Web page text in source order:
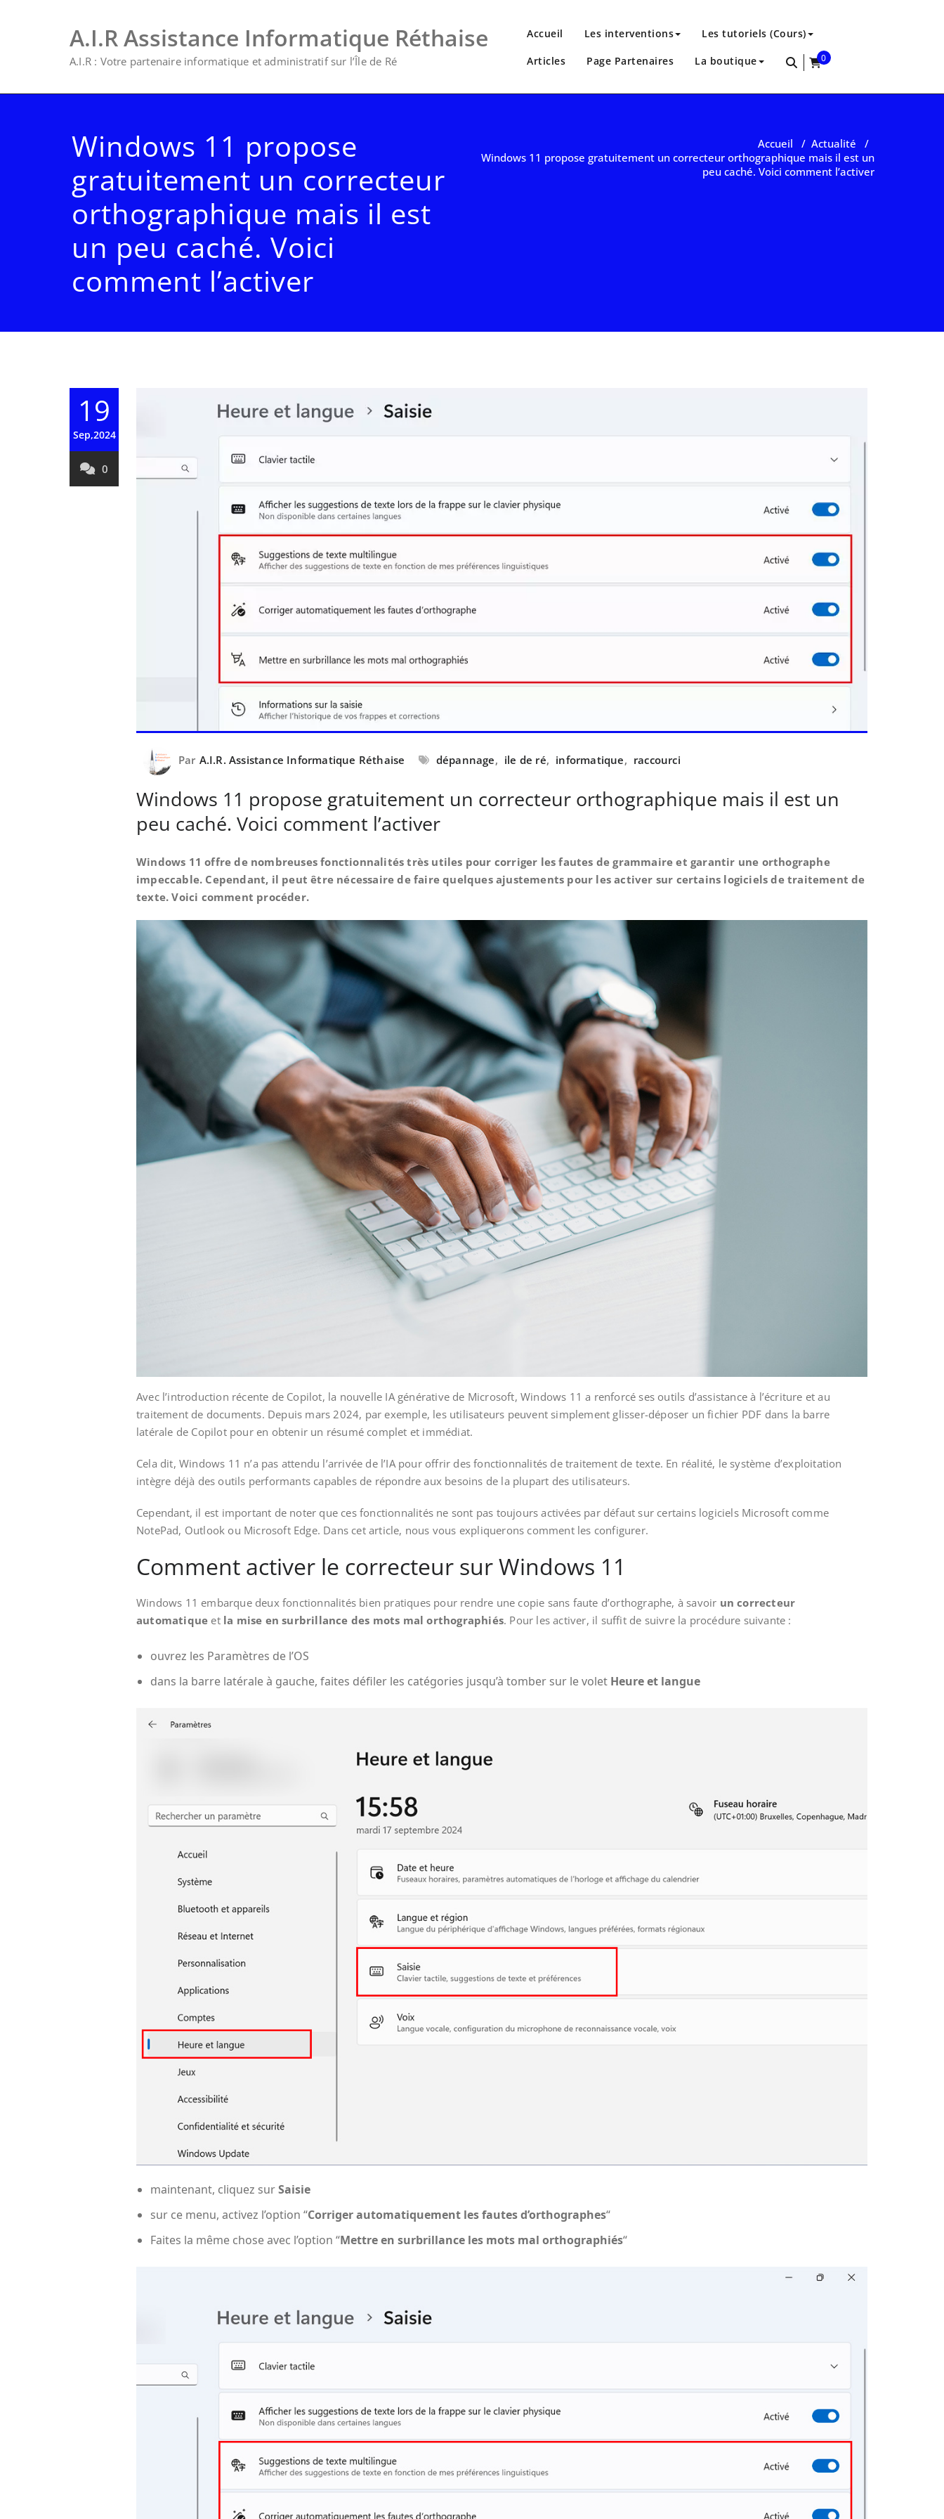
A.I.R Assistance Informatique Réthaise
A.I.R : Votre partenaire informatique et administratif sur l’Île de Ré
Accueil Les interventions Les tutoriels (Cours)
Articles Page Partenaires La boutique
0
items
Windows 11 propose
gratuitement un correcteur
orthographique mais il est
un peu caché. Voici
comment l’activer
Accueil / Actualité /
Windows 11 propose gratuitement un correcteur orthographique mais il est un
peu caché. Voici comment l’activer
19
Sep,2024
0
Par A.I.R. Assistance Informatique Réthaise dépannage, ile de ré, informatique, raccourci
Windows 11 propose gratuitement un correcteur orthographique mais il est un
peu caché. Voici comment l’activer
Windows 11 offre de nombreuses fonctionnalités très utiles pour corriger les fautes de grammaire et garantir une orthographe
impeccable. Cependant, il peut être nécessaire de faire quelques ajustements pour les activer sur certains logiciels de traitement de
texte. Voici comment procéder.
Avec l’introduction récente de Copilot, la nouvelle IA générative de Microsoft, Windows 11 a renforcé ses outils d’assistance à l’écriture et au
traitement de documents. Depuis mars 2024, par exemple, les utilisateurs peuvent simplement glisser-déposer un fichier PDF dans la barre
latérale de Copilot pour en obtenir un résumé complet et immédiat.
Cela dit, Windows 11 n’a pas attendu l’arrivée de l’IA pour offrir des fonctionnalités de traitement de texte. En réalité, le système d’exploitation
intègre déjà des outils performants capables de répondre aux besoins de la plupart des utilisateurs.
Cependant, il est important de noter que ces fonctionnalités ne sont pas toujours activées par défaut sur certains logiciels Microsoft comme
NotePad, Outlook ou Microsoft Edge. Dans cet article, nous vous expliquerons comment les configurer.
Comment activer le correcteur sur Windows 11
Windows 11 embarque deux fonctionnalités bien pratiques pour rendre une copie sans faute d’orthographe, à savoir un correcteur
automatique et la mise en surbrillance des mots mal orthographiés. Pour les activer, il suffit de suivre la procédure suivante :
ouvrez les Paramètres de l’OS
dans la barre latérale à gauche, faites défiler les catégories jusqu’à tomber sur le volet Heure et langue
maintenant, cliquez surSaisie
sur ce menu, activez l’option “Corriger automatiquement les fautes d’orthographes“
Faites la même chose avec l’option “Mettre en surbrillance les mots mal orthographiés“